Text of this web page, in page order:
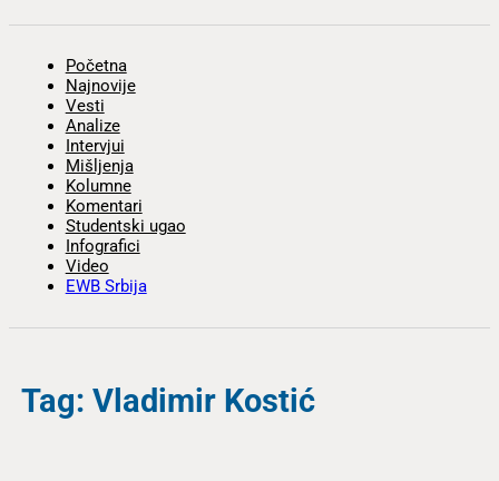
Početna
Najnovije
Vesti
Analize
Intervjui
Mišljenja
Kolumne
Komentari
Studentski ugao
Infografici
Video
EWB Srbija
Tag: Vladimir Kostić